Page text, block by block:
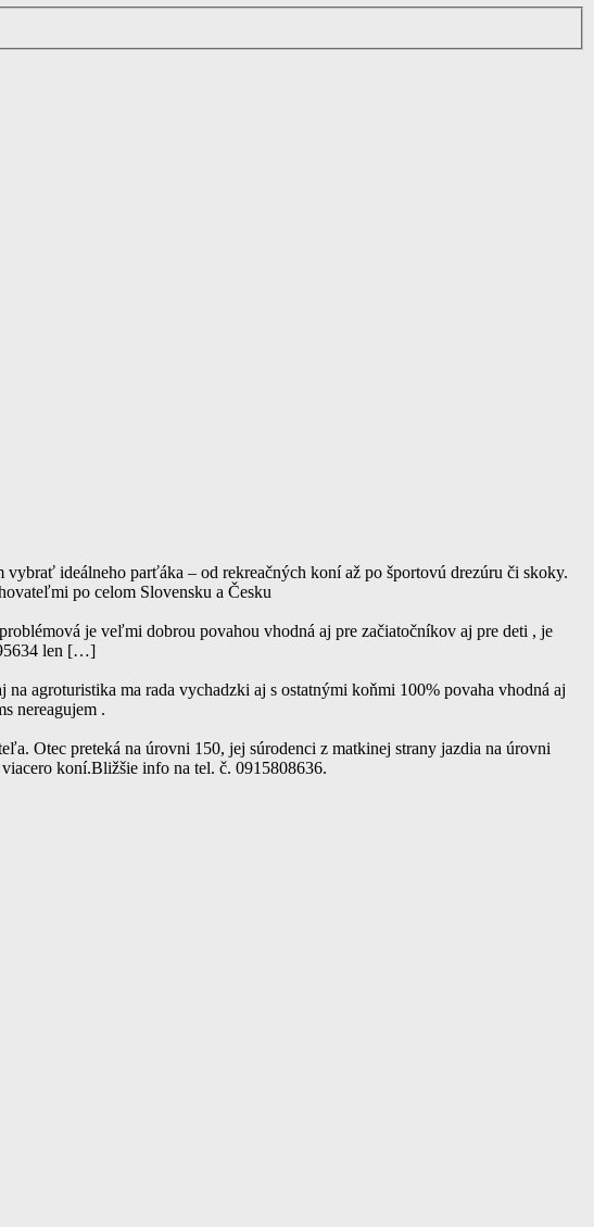
ideálneho parťáka – od rekreačných koní až po športovú drezúru či skoky.
po celom Slovensku a Česku
je veľmi dobrou povahou vhodná aj pre začiatočníkov aj pre deti , je
len […]
agroturistika ma rada vychadzki aj s ostatnými koňmi 100% povaha vhodná aj
nereagujem .
Otec preteká na úrovni 150, jej súrodenci z matkinej strany jazdia na úrovni
koní.Bližšie info na tel. č. 0915808636.